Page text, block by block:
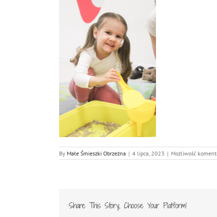
By Małe Śmieszki Obrzeżna | 4 lipca, 2023 | Możliwość
Share This Story, Choose Your Platform!